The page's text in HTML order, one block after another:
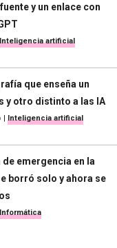
y un enlace con
Inteligencia artificial
que enseña un
y otro distinto a las IA
| Inteligencia artificial
emergencia en la
borró solo y ahora se
Informática